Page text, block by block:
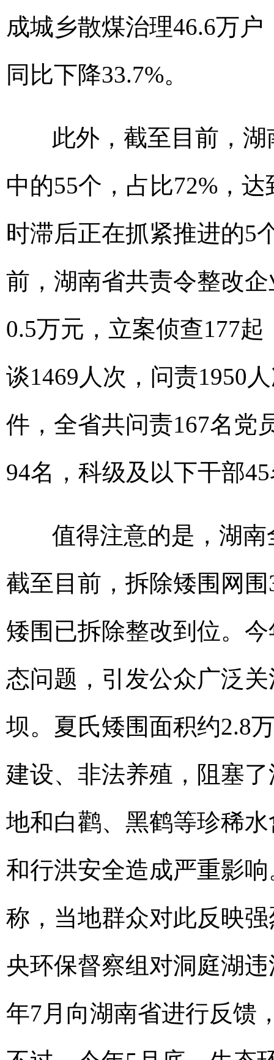
成城乡散煤治理46.6万
同比下降33.7%。
此外，截至目前，湖
中的55个，占比72%，
时滞后正在抓紧推进的5
前，湖南省共责令整改
0.5万元，立案侦查177
谈1469人次，问责1950
件，全省共问责167名党
94名，科级及以下干部
值得注意的是，湖南
截至目前，拆除矮围网
矮围已拆除整改到位。
态问题，引发公众广泛
坝。夏氏矮围面积约2.8
建设、非法养殖，阻塞
地和白鹳、黑鹤等珍稀
和行洪安全造成严重影
称，当地群众对此反映
央环保督察组对洞庭湖
年7月向湖南省进行反馈